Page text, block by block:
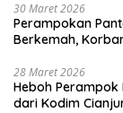
30 Maret 2026
Perampokan
Berkemah,
28 Maret 2026
Heboh Perampok
dari Kodim